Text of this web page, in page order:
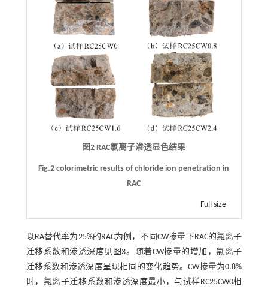
图2 RAC氯离子渗透显色结果
Fig.2 colorimetric results of chloride ion penetration in
RAC
Full size
以RA替代率为25%的RAC为例，不同CW掺量下RAC的氯离子
迁移系数和渗透深度见 图3。随着CW掺量的增加，氯离子
迁移系数和渗透深度呈现相同的变化趋势。CW掺量为0.8%
时，氯离子迁移系数和渗透深度最小，与试样RC25CW0相